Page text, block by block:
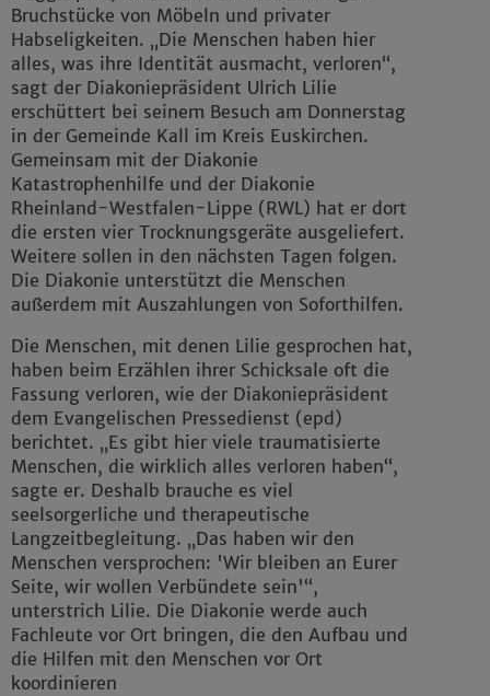
Bruchstücke von Möbeln und privater
Habseligkeiten. „Die Menschen haben hier
alles, was ihre Identität ausmacht, verloren“,
sagt der Diakoniepräsident Ulrich Lilie
erschüttert bei seinem Besuch am Donnerstag
in der Gemeinde Kall im Kreis Euskirchen.
Gemeinsam mit der Diakonie
Katastrophenhilfe und der Diakonie
Rheinland-Westfalen-Lippe (RWL) hat er dort
die ersten vier Trocknungsgeräte ausgeliefert.
Weitere sollen in den nächsten Tagen folgen.
Die Diakonie unterstützt die Menschen
außerdem mit Auszahlungen von Soforthilfen.
Die Menschen, mit denen Lilie gesprochen hat,
haben beim Erzählen ihrer Schicksale oft die
Fassung verloren, wie der Diakoniepräsident
dem Evangelischen Pressedienst (epd)
berichtet. „Es gibt hier viele traumatisierte
Menschen, die wirklich alles verloren haben“,
sagte er. Deshalb brauche es viel
seelsorgerliche und therapeutische
Langzeitbegleitung. „Das haben wir den
Menschen versprochen: 'Wir bleiben an Eurer
Seite, wir wollen Verbündete sein'“,
unterstrich Lilie. Die Diakonie werde auch
Fachleute vor Ort bringen, die den Aufbau und
die Hilfen mit den Menschen vor Ort
koordinieren